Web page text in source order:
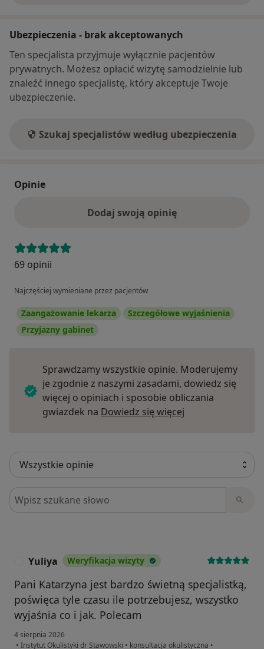
Ubezpieczenia - brak akceptowanych
Ten specjalista przyjmuje wyłącznie pacjentów
prywatnych. Możesz opłacić wizytę samodzielnie lub
znaleźć innego specjalistę, który akceptuje Twoje
ubezpieczenie.
Szukaj specjalistów według ubezpieczenia
Opinie
Dodaj swoją opinię
69 opinii
Najczęściej wymieniane przez pacjentów
Zaangażowanie lekarza
Szczegółowe wyjaśnienia
Przyjazny gabinet
Sprawdzamy wszystkie opinie. Moderujemy
je zgodnie z naszymi zasadami, dowiedz się
więcej o opiniach i sposobie obliczania
gwiazdek na Dowiedz się więcej
Szukaj w opiniach
Yuliya Weryfikacja wizyty
Pani Katarzyna jest bardzo świetną specjalistką,
poświęca tyle czasu ile potrzebujesz, wszystko
wyjaśnia co i jak. Polecam
4 sierpnia 2026
• Instytut Okulistyki dr Stawowski • konsultacja okulistyczna •